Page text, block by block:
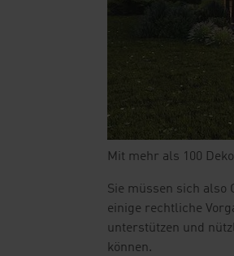
Mit mehr als 100
Sie müssen sich also
einige rechtliche
unterstützen und
können.